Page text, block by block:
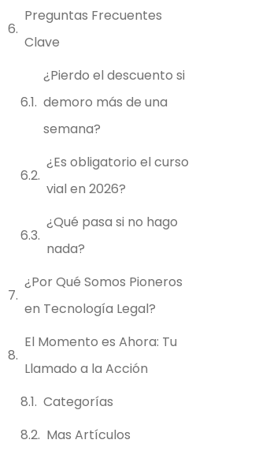
Preguntas Frecuentes
Clave
¿Pierdo el descuento si
demoro más de una
semana?
¿Es obligatorio el curso
vial en 2026?
¿Qué pasa si no hago
nada?
¿Por Qué Somos Pioneros
en Tecnología Legal?
El Momento es Ahora: Tu
Llamado a la Acción
Categorías
Mas Artículos